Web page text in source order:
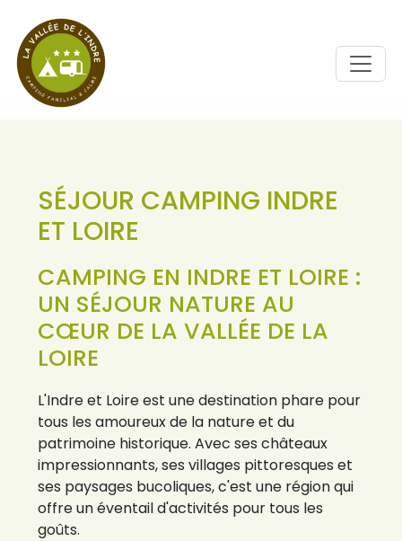
SÉJOUR CAMPING INDRE
ET LOIRE
CAMPING EN INDRE ET LOIRE :
UN SÉJOUR NATURE AU
CŒUR DE LA VALLÉE DE LA
LOIRE
L'Indre et Loire est une destination phare pour
tous les amoureux de la nature et du
patrimoine historique. Avec ses châteaux
impressionnants, ses villages pittoresques et
ses paysages bucoliques, c'est une région qui
offre un éventail d'activités pour tous les
goûts.